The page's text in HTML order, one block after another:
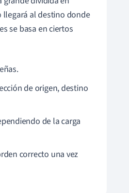
al destino donde
se basa en ciertos
de origen, destino
de la carga
correcto una vez